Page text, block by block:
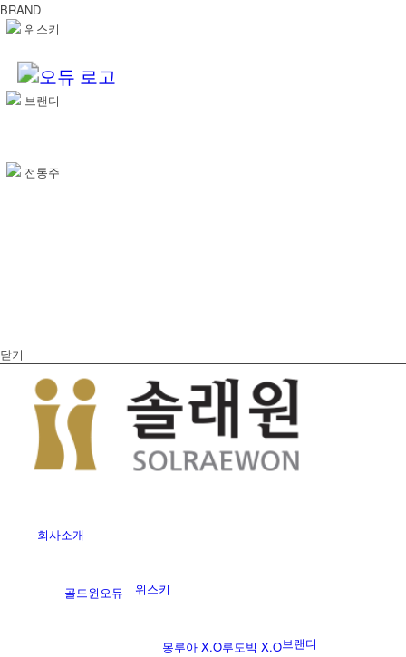
BRAND
위스키
브랜디
전통주
닫기
회사소개
위스키
골드윈오듀
브랜디
몽루아 X.O루도빅 X.O